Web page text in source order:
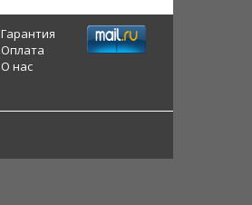
Гарантия
Оплата
О нас